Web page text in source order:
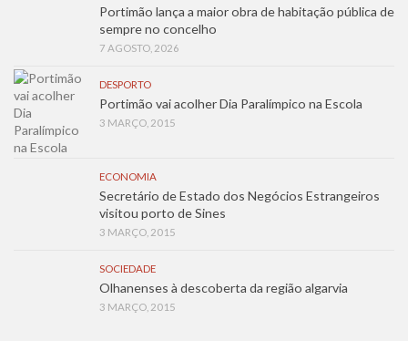
Portimão lança a maior obra de habitação pública de
sempre no concelho
7 AGOSTO, 2026
DESPORTO
Portimão vai acolher Dia Paralímpico na Escola
3 MARÇO, 2015
ECONOMIA
Secretário de Estado dos Negócios Estrangeiros
visitou porto de Sines
3 MARÇO, 2015
SOCIEDADE
Olhanenses à descoberta da região algarvia
3 MARÇO, 2015